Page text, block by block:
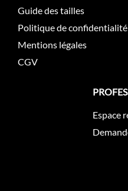
Guide des tailles
Politique de confidentialité
Mentions légales
CGV
Espace